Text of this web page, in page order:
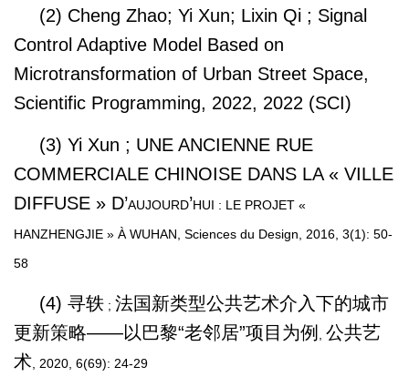
(2) Cheng Zhao; Yi Xun; Lixin Qi ; Signal
Control Adaptive Model Based on
Microtransformation of Urban Street Space,
Scientific Programming, 2022, 2022 (SCI)
(3) Yi Xun ; UNE ANCIENNE RUE
COMMERCIALE CHINOISE DANS LA « VILLE
DIFFUSE » D’AUJOURD’HUI : LE PROJET «
HANZHENGJIE » À WUHAN, Sciences du Design, 2016, 3(1): 50-
58
(4) 寻轶 ; 法国新类型公共艺术介入下的城市
更新策略——以巴黎“老邻居”项目为例 , 公共艺
术, 2020, 6(69): 24-29